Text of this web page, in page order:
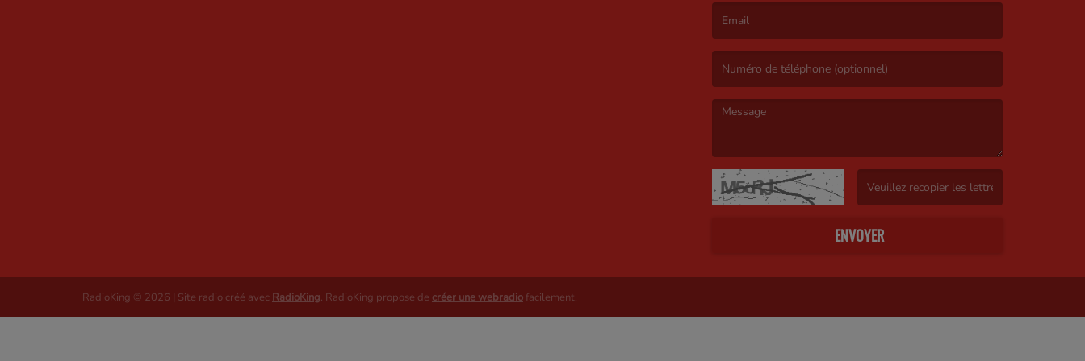
ENVOYER
RadioKing © 2026 | Site radio créé avec RadioKing. RadioKing propose de créer une webradio facilement.